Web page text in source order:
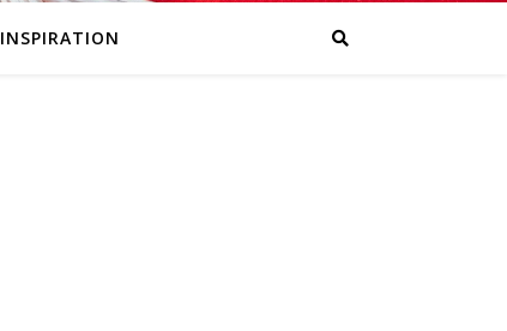
INSPIRATION